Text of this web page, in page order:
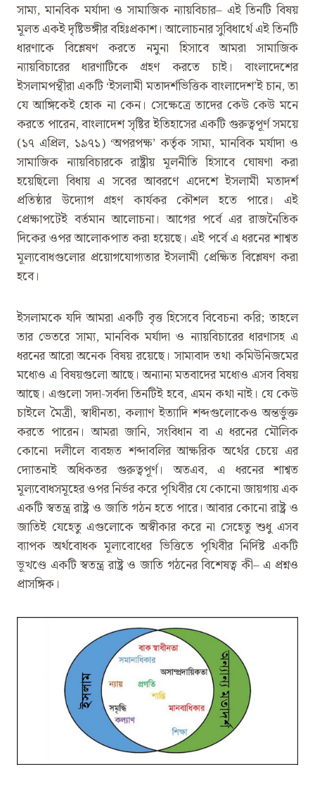
সাম্য, মানবিক মর্যাদা ও সামাজিক ন্যায়বিচার– এই তিনটি বিষয়
মূলত একই দৃষ্টিভঙ্গীর বহিঃপ্রকাশ। আলোচনার সুবিধার্থে এই তিনটি
ধারণাকে বিশ্লেষণ করতে নমুনা হিসাবে আমরা সামাজিক
ন্যায়বিচারের ধারণাটিকে গ্রহণ করতে চাই। বাংলাদেশের
ইসলামপন্থীরা একটি ‘ইসলামী মতাদর্শভিত্তিক বাংলাদেশ’ই চান, তা
যে আঙ্গিকেই হোক না কেন। সেক্ষেত্রে তাদের কেউ কেউ মনে
করতে পারেন, বাংলাদেশ সৃষ্টির ইতিহাসের একটি গুরুত্বপূর্ণ সময়ে
(১৭ এপ্রিল, ১৯৭১) ‘অপরপক্ষ’ কর্তৃক সাম্য, মানবিক মর্যাদা ও
সামাজিক ন্যায়বিচারকে রাষ্ট্রীয় মূলনীতি হিসাবে ঘোষণা করা
হয়েছিলো বিধায় এ সবের আবরণে এদেশে ইসলামী মতাদর্শ
প্রতিষ্ঠার উদ্যোগ গ্রহণ কার্যকর কৌশল হতে পারে। এই
প্রেক্ষাপটেই বর্তমান আলোচনা। আগের পর্বে এর রাজনৈতিক
দিকের ওপর আলোকপাত করা হয়েছে। এই পর্বে এ ধরনের শাশ্বত
মূল্যবোধগুলোর প্রয়োগযোগ্যতার ইসলামী প্রেক্ষিত বিশ্লেষণ করা
হবে।
ইসলামকে যদি আমরা একটি বৃত্ত হিসেবে বিবেচনা করি; তাহলে
তার ভেতরে সাম্য, মানবিক মর্যাদা ও ন্যায়বিচারের ধারণাসহ এ
ধরনের আরো অনেক বিষয় রয়েছে। সাম্যবাদ তথা কমিউনিজমের
মধ্যেও এ বিষয়গুলো আছে। অন্যান্য মতবাদের মধ্যেও এসব বিষয়
আছে। এগুলো সদা-সর্বদা তিনটিই হবে, এমন কথা নাই। যে কেউ
চাইলে মৈত্রী, স্বাধীনতা, কল্যাণ ইত্যাদি শব্দগুলোকেও অন্তর্ভুক্ত
করতে পারেন। আমরা জানি, সংবিধান বা এ ধরনের মৌলিক
কোনো দলীলে ব্যবহৃত শব্দাবলির আক্ষরিক অর্থের চেয়ে এর
দ্যোতনাই অধিকতর গুরুত্বপূর্ণ। অতএব, এ ধরনের শাশ্বত
মূল্যবোধসমূহের ওপর নির্ভর করে পৃথিবীর যে কোনো জায়গায় এক
একটি স্বতন্ত্র রাষ্ট্র ও জাতি গঠন হতে পারে। আবার কোনো রাষ্ট্র ও
জাতিই যেহেতু এগুলোকে অস্বীকার করে না সেহেতু শুধু এসব
ব্যাপক অর্থবোধক মূল্যবোধের ভিত্তিতে পৃথিবীর নির্দিষ্ট একটি
ভূখণ্ডে একটি স্বতন্ত্র রাষ্ট্র ও জাতি গঠনের বিশেষত্ব কী– এ প্রশ্নও
প্রাসঙ্গিক।